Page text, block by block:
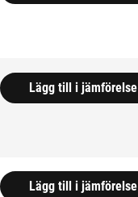
Lägg till i jämförelse
Lägg till i jämförelse